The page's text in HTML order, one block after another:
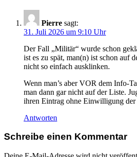
Pierre sagt:
31. Juli 2026 um 9:10 Uhr
Der Fall „Militär“ wurde schon
ist es zu spät, man(n) ist schon auf
nicht so einfach ausklinken.
Wenn man’s aber VOR dem Info-
man dann gar nicht auf der Liste.
ihren Eintrag ohne Einwilligung der
Antworten
Schreibe einen Kommentar